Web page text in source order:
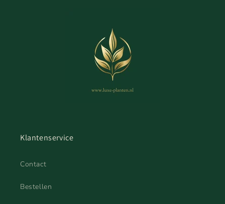
Klantenservice
Contact
Bestellen